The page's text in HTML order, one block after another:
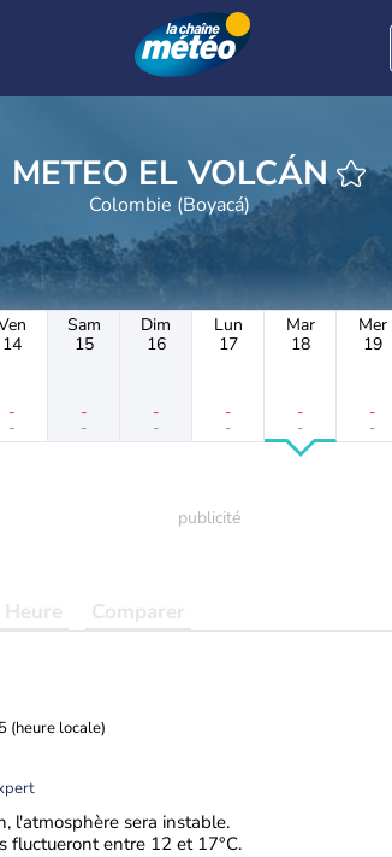
METEO EL VOLCÁN
Colombie (Boyacá)
14
-
-
Sam
15
-
-
Dim
16
-
-
Lun
17
-
-
Mar
18
-
-
Mer
19
-
-
Comparer
(heure locale)
l'atmosphère sera instable.
fluctueront entre 12 et 17°C.